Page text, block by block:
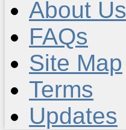
About Us
FAQs
Site Map
Terms
Updates